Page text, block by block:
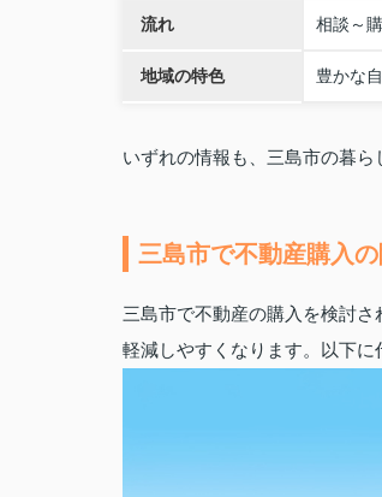
流れ 相談～
地域の特色 豊かな
いずれの情報も、三島市の暮
三島市で不動産購入
三島市で不動産の購入を検討
軽減しやすくなります。以下に